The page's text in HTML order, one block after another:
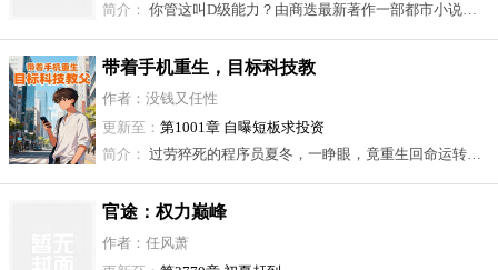
简介： 你管这叫D级能力？由商迭最新著作一部都市小说，读书网免费为您提供你管这叫D级能力？最新章节抢先版，你管这叫D级能力？全文阅读，更新快，首选读书网。
带着手机重生，目标科技教
父
作者：没钱又任性
更新至： 第1001章 自曝短板求投资
简介： 过劳猝死的程序员夏冬，一睁眼，竟重生回命运转折的2008年高考考场。 \n口袋里一部来自2025年的手机，是他最大的依仗。\n英语40分的遗憾？ 轻松改写！家庭工厂的破产危机？AI豆包指点江山：奥运掘金，淘宝破局！ \n当所有人还在为未来迷茫，他已悄然布下天罗地网，从挽救一个家庭开始，一步步撬动整个时代的科技格局。 \n这一次，他不再庸碌，他的目标，是成为执掌未来的——科技教父！
官途：权力巅峰
作者：任风萧